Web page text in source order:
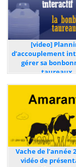
[video]
d’accouplement
gérer sa
taureaux
Vache de l’année
vidéo de